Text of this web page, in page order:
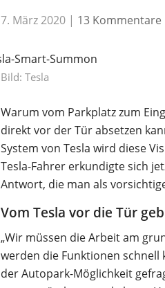
7. März 2020 | 13 Kommentare
Bild: Tesla
Warum vom Parkplatz zum
direkt vor der Tür absetzen
System von Tesla wird diese
Tesla-Fahrer erkundigte sich
Antwort, die man als
Vom Tesla vor die Tür
„Wir müssen die Arbeit am
werden die Funktionen schnell
der Autopark-Möglichkeit